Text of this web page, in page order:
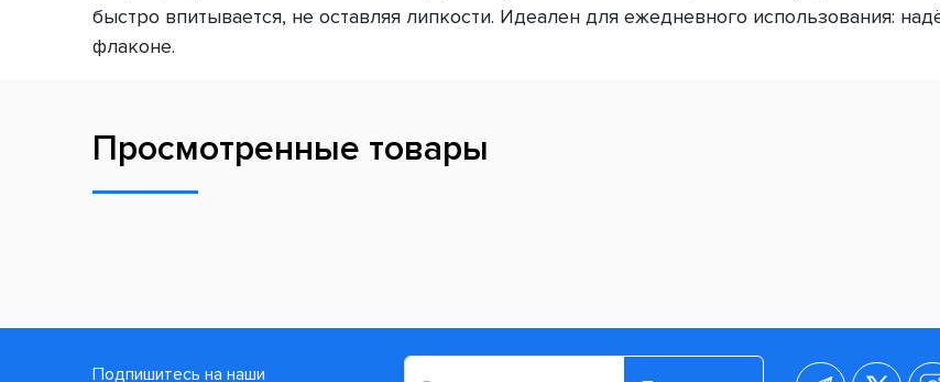
быстро впитывается, не оставляя липкости. Идеален для ежедневного использования:
флаконе.
Просмотренные товары
Подпишитесь на наши